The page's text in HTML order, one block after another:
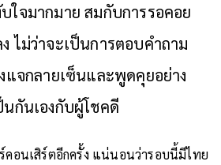
ใจมากมาย สมกับการรอคอย
ไม่ว่าจะเป็นการตอบคำถาม
แจกลายเซ็นและพูดคุยอย่าง
นกันเองกับผู้โชคดี
คอนเสิร์ตอีกครั้ง แน่นอนว่ารอบนี้มีไทย